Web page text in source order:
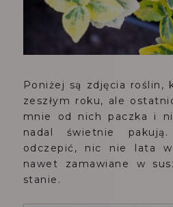
Poniżej są zdjęcia roślin,
zeszłym roku, ale
mnie od nich paczka i
nadal świetnie
odczepić, nic nie lata
nawet zamawiane w
stanie.